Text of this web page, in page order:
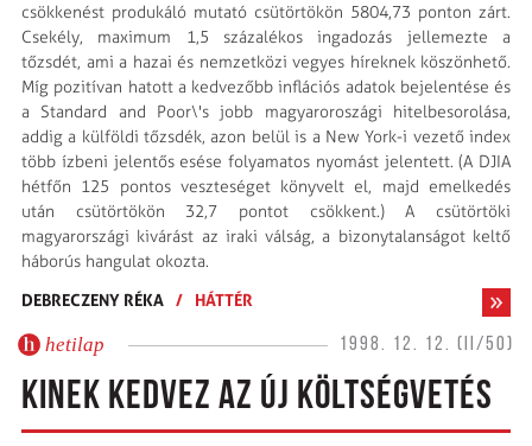
csökkenést produkáló mutató csütörtökön 5804,73 ponton zárt.
Csekély, maximum 1,5 százalékos ingadozás jellemezte a
tőzsdét, ami a hazai és nemzetközi vegyes híreknek köszönhető.
Míg pozitívan hatott a kedvezőbb inflációs adatok bejelentése és
a Standard and Poor\'s jobb magyaroroszági hitelbesorolása,
addig a külföldi tőzsdék, azon belül is a New York-i vezető index
több ízbeni jelentős esése folyamatos nyomást jelentett. (A DJIA
hétfőn 125 pontos veszteséget könyvelt el, majd emelkedés
után csütörtökön 32,7 pontot csökkent.) A csütörtöki
magyarországi kivárást az iraki válság, a bizonytalanságot keltő
háborús hangulat okozta.
DEBRECZENY RÉKA / HÁTTÉR
hetilap 1998. 12. 12. (II/50)
KINEK KEDVEZ AZ ÚJ KÖLTSÉGVETÉS